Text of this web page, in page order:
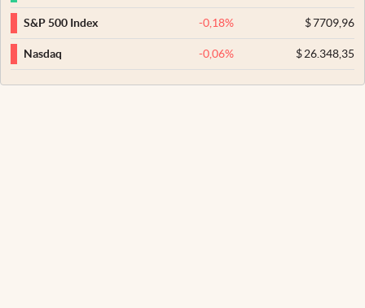
S&P 500 Index -0,18% $7709,96
Nasdaq -0,06% $26.348,35